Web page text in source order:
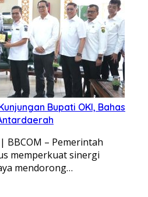
Bupati OKI, Bahas
BBCOM – Pemerintah
memperkuat sinergi
mendorong…